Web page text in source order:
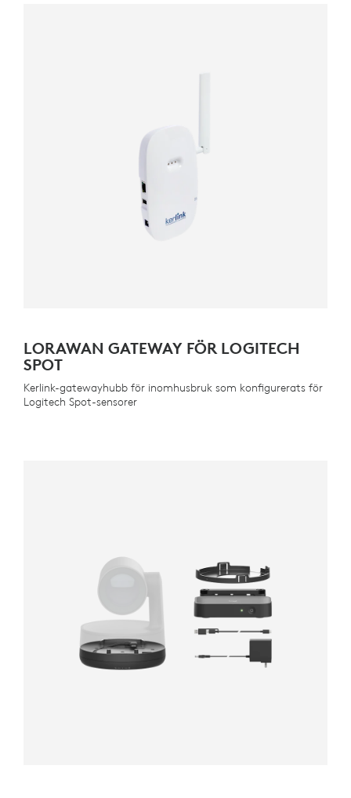
LORAWAN GATEWAY FÖR LOGITECH
SPOT
Kerlink-gatewayhubb för inomhusbruk som konfigurerats för
Logitech Spot-sensorer